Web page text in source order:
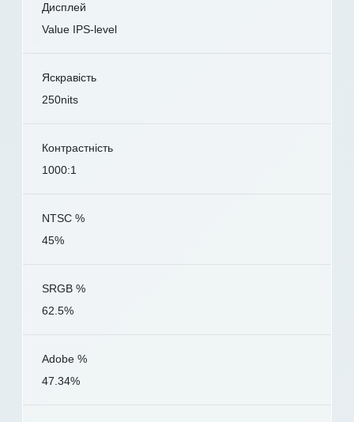
Дисплей
Value IPS-level
Яскравість
250nits
Контрастність
1000:1
NTSC %
45%
SRGB %
62.5%
Adobe %
47.34%